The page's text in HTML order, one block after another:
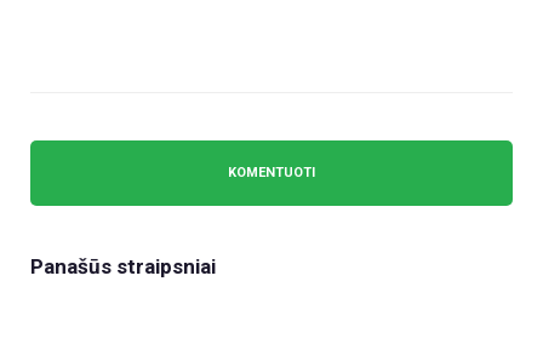
Panašūs straipsniai